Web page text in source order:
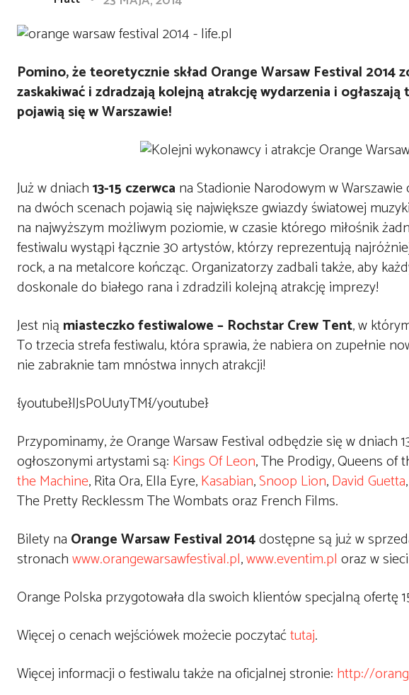
Pomino, że teoretycznie skład Orange Warsaw Festival 2014
zaskakiwać i zdradzają kolejną atrakcję wydarzenia i
pojawią się w Warszawie!
Już w dniach13-15 czerwca na Stadionie Narodowym w
na dwóch scenach pojawią się największe gwiazdy światowej
na najwyższym możliwym poziomie, w czasie którego miłośnik
festiwalu wystąpi łącznie 30 artystów, którzy reprezentują
rock, a na metalcore kończąc. Organizatorzy zadbali także, aby
doskonale do białego rana i zdradzili kolejną atrakcję imprezy!
Jest niąmiasteczko festiwalowe – Rochstar Crew Tent, w
To trzecia strefa festiwalu, która sprawia, że nabiera on zupełnie
nie zabraknie tam mnóstwa innych atrakcji!
{youtube}IJsP0Uu1yTM{/youtube}
Przypominamy, że Orange Warsaw Festival odbędzie się w dniach
ogłoszonymi artystami są: Kings Of Leon, The Prodigy, Queens of
the Machine, Rita Ora, Ella Eyre,Kasabian,Snoop Lion,David Guetta
The Pretty Recklessm The Wombats oraz French Films.
Bilety na Orange Warsaw Festival 2014dostępne są już w
stronachwww.orangewarsawfestival.pl,www.eventim.pl oraz w
Orange Polska przygotowała dla swoich klientów specjalną ofertę
Więcej o cenach wejściówek możecie poczytaćtutaj.
Więcej informacji o festiwalu także na oficjalnej stronie: http://